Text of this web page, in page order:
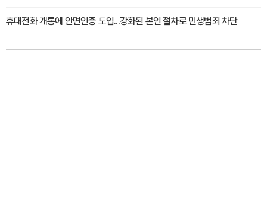
휴대전화 개통에 안면인증 도입...강화된 본인 절차로 민생범죄 차단